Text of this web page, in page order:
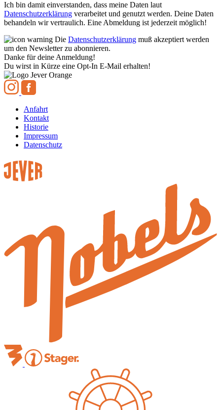
Ich bin damit einverstanden, dass meine Daten laut
Datenschutzerklärung verarbeitet und genutzt werden. Deine Daten
behandeln wir vertraulich. Eine Abmeldung ist jederzeit möglich!
Die Datenschutzerklärung muß akzeptiert werden
um den Newsletter zu abonnieren.
Danke für deine Anmeldung!
Du wirst in Kürze eine Opt-In E-Mail erhalten!
Anfahrt
Kontakt
Historie
Impressum
Datenschutz